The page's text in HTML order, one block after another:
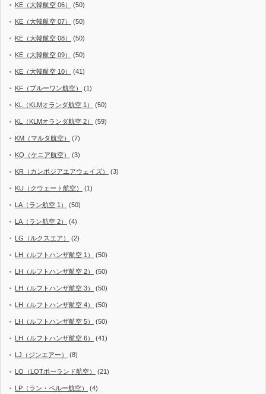
KE（大韓航空 06） (50)
KE（大韓航空 07） (50)
KE（大韓航空 08） (50)
KE（大韓航空 09） (50)
KE（大韓航空 10） (41)
KF（ブルーワン航空） (1)
KL（KLMオランダ航空 1） (50)
KL（KLMオランダ航空 2） (59)
KM（マルタ航空） (7)
KQ（ケニア航空） (3)
KR（カンボジアエアウェイズ） (3)
KU（クウェート航空） (1)
LA（ラン航空 1） (50)
LA（ラン航空 2） (4)
LG（ルクスエア） (2)
LH（ルフトハンザ航空 1） (50)
LH（ルフトハンザ航空 2） (50)
LH（ルフトハンザ航空 3） (50)
LH（ルフトハンザ航空 4） (50)
LH（ルフトハンザ航空 5） (50)
LH（ルフトハンザ航空 6） (41)
LJ（ジンエアー） (8)
LO（LOTポーランド航空） (21)
LP（ラン・ペルー航空） (4)